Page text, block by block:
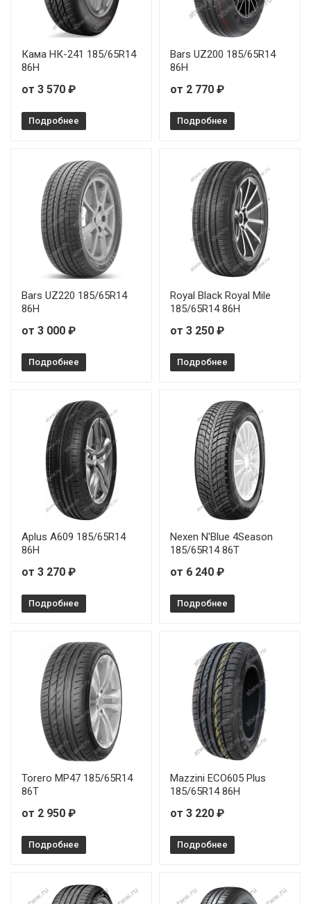
Кама НК-241 185/65R14
86H
от 3 570 ₽
Подробнее
Bars UZ200 185/65R14
86H
от 2 770 ₽
Подробнее
Bars UZ220 185/65R14
86H
от 3 000 ₽
Подробнее
Royal Black Royal Mile
185/65R14 86H
от 3 250 ₽
Подробнее
Aplus A609 185/65R14
86H
от 3 270 ₽
Подробнее
Nexen N'Blue 4Season
185/65R14 86T
от 6 240 ₽
Подробнее
Torero MP47 185/65R14
86T
от 2 950 ₽
Подробнее
Mazzini ECO605 Plus
185/65R14 86H
от 3 220 ₽
Подробнее